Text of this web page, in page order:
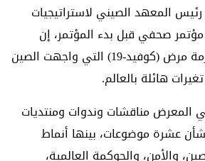
المعهد الصيني لاستراتيجيات
مؤتمر صحفي قبل بدء المؤتمر، إن
المؤتمر ينعقد وسط أزمة مرض (كوفيد-19) التي واجهت الصين
هائلة بالعالم.
المعرض مناقشات وندوات ومنتديات
بشأن عشرة موضوعات، بينها أنماط
والأمن، والحوكمة العالمية،